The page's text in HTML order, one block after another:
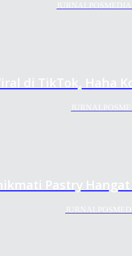
di TikTok, Haha
Pastry